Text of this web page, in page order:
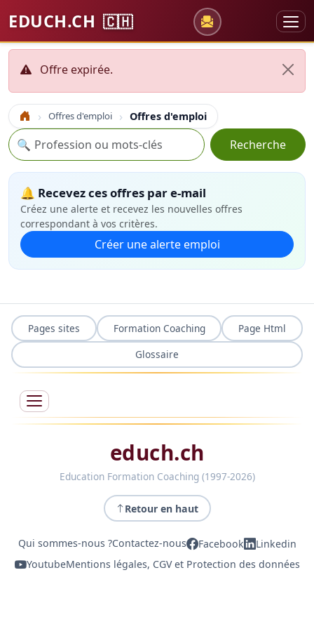
EDUCH.CH 🇨🇭
Offre expirée.
Accueil Offres d'emploi Offres d'emploi
Recherche
🔍 Recherche
🔔 Recevez ces offres par e-mail
Créez une alerte et recevez les nouvelles offres
correspondant à vos critères.
Créer une alerte emploi
Pages sites Formation Coaching
Page Html
Glossaire
educh.ch
Education Formation Coaching (1997-2026)
Retour en haut
Qui sommes-nous ?Contactez-nous Facebook
Linkedin
YoutubeMentions légales, CGV et Protection des données